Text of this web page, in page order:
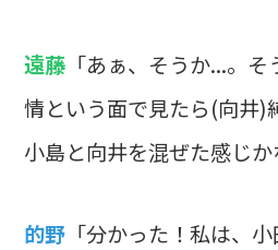
遠藤 「あぁ、そうか...。
情という面で見たら(向井)
小島と向井を混ぜた感じか
的野 「分かった！私は、